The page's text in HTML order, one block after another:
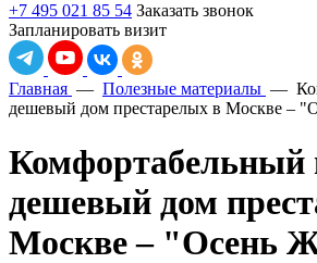
+7 495 021 85 54 Заказать звонок
Запланировать визит
Главная — Полезные материалы —
дешевый дом престарелых в Москве –
Комфортабельный
дешевый дом
Москве – "Осень